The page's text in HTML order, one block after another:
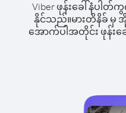
Viber ဖုန်းခေါ်နံပါတ်
နိုင်သည်။မားတိနိခ် မှ
အောက်ပါအတိုင်း ဖုန်းခေ